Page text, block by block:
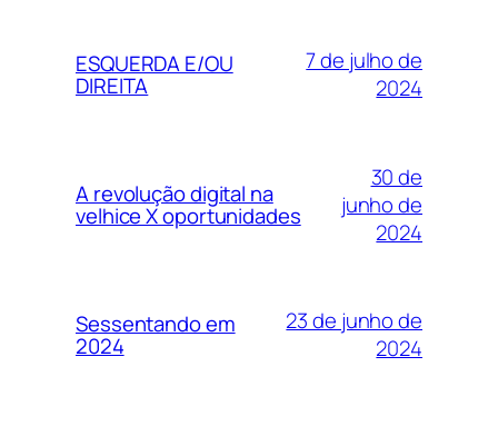
ESQUERDA E/OU
DIREITA
7 de julho de
2024
A revolução digital na
velhice X oportunidades
30 de
junho de
2024
Sessentando em
2024
23 de junho de
2024